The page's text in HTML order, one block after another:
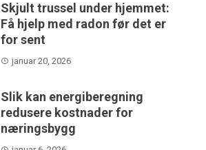
Skjult trussel under hjemmet:
Få hjelp med radon før det er
for sent
januar 20, 2026
Slik kan energiberegning
redusere kostnader for
næringsbygg